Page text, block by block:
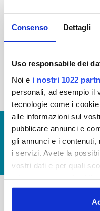
Consenso Dettagli
Uso responsabile dei
Noi e i nostri 1022
personali, ad esempio il
tecnologie come i
alle informazioni sul
pubblicare annunci e
gli annunci e i
i servizi. Avete la
vostri dati e per quali
in cui avete effettuato le
modificare o revocare il
2011 2010
© Copyright 2017 -